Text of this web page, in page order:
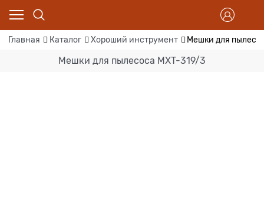
Главная Каталог Хороший инструмент Мешки для
Мешки для пылесоса MXT-319/3